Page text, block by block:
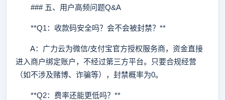
### 五、用户高频问题Q&A
**Q1：收款码安全吗？会不会被封禁？**
A：广力云为微信/支付宝官方授权服务商，资金直接
进入商户绑定账户，不经过第三方平台。只要合规经营
（如不涉及赌博、诈骗等），封禁概率为0。
**Q2：费率还能更低吗？**